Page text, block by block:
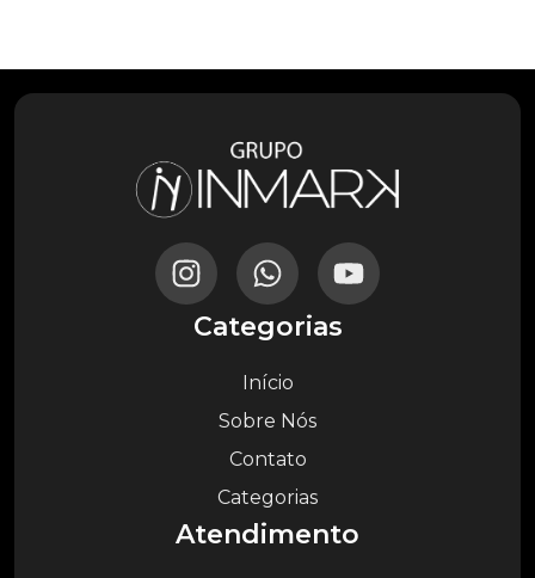
Categorias
Início
Sobre Nós
Contato
Categorias
Atendimento